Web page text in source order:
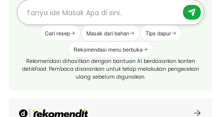
Cari resep Masak dari bahan Tips dapur
Rekomendasi menu berbuka
Rekomendasi dihasilkan dengan bantuan AI berdasarkan konten
detikFood. Pembaca disarankan untuk tetap melakukan pengecekan
ulang sebelum digunakan.